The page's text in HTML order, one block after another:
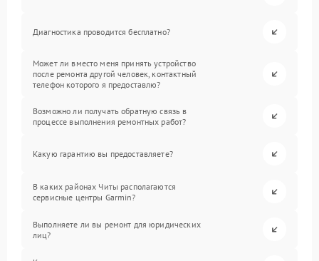
Диагностика проводится бесплатно?
Может ли вместо меня принять устройство
после ремонта другой человек, контактный
телефон которого я предоставлю?
Возможно ли получать обратную связь в
процессе выполнения ремонтных работ?
Какую гарантию вы предоставляете?
В каких районах Читы располагаются
сервисные центры Garmin?
Выполняете ли вы ремонт для юридических
лиц?